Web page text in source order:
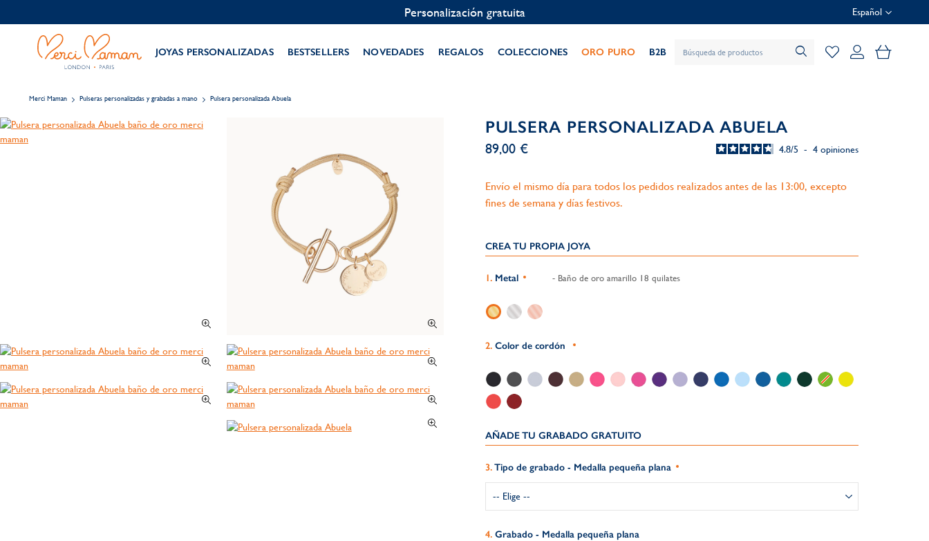
Personalización gratuita Español
JOYAS PERSONALIZADAS BESTSELLERS NOVEDADES REGALOS COLECCIONES ORO PURO B2B Mi cesta
Merci Maman Pulseras personalizadas y grabadas a mano Pulsera personalizada Abuela
PULSERA PERSONALIZADA ABUELA
4.8/5 - 4 opiniones
89,00 €
Envío el mismo día para todos los pedidos realizados antes de las 13:00, excepto
fines de semana y días festivos.
CREA TU PROPIA JOYA
Metal - Baño de oro amarillo 18 quilates
Color de cordón
AÑADE TU GRABADO GRATUITO​
Tipo de grabado - Medalla pequeña plana
Grabado - Medalla pequeña plana